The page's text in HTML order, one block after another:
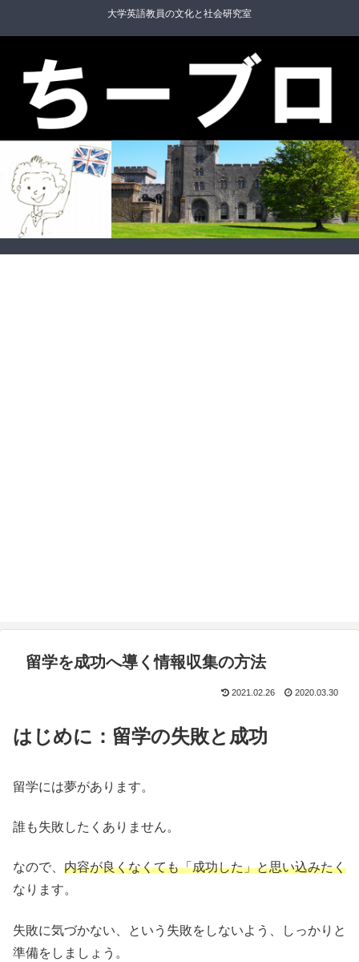
大学英語教員の文化と社会研究室
留学を成功へ導く情報収集の方法
2021.02.26 2020.03.30
はじめに：留学の失敗と成功
留学には夢があります。
誰も失敗したくありません。
なので、 内容が良くなくても「成功した」と思い込みたく
なります。
失敗に気づかない、という失敗をしないよう、しっかりと
準備をしましょう。